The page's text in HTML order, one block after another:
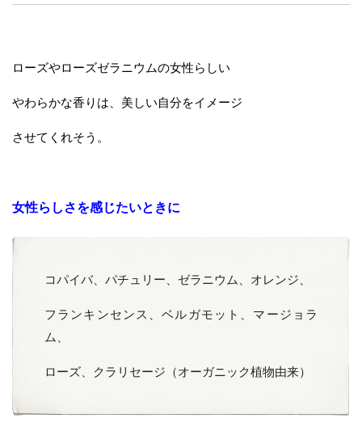
ローズやローズゼラニウムの女性らしい
やわらかな香りは、美しい自分をイメージ
させてくれそう。
女性らしさを感じたいときに
コパイバ、パチュリー、ゼラニウム、オレンジ、
フランキンセンス、ベルガモット、マージョラ
ム、
ローズ、クラリセージ（オーガニック植物由来）